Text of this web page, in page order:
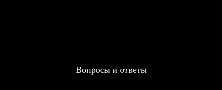
Вопросы и ответы